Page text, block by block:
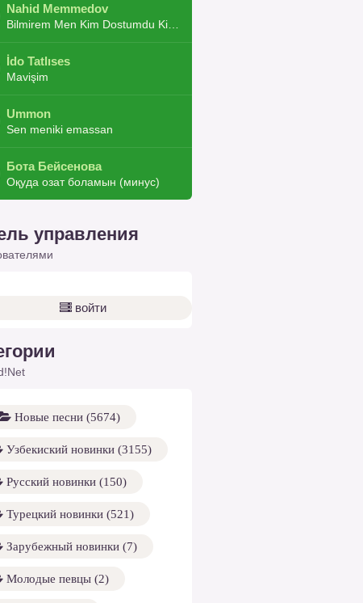
Nahid Memmedov
İdo Tatlıses
Mavişim
Ummon
Sen meniki emassan
Бота Бейсенова
Оқуда озат боламын (минус)
управления
войти
Новые песни (5674)
Узбекиский новинки (3155)
Русский новинки (150)
Турецкий новинки (521)
Зарубежный новинки (7)
Молодые певцы (2)